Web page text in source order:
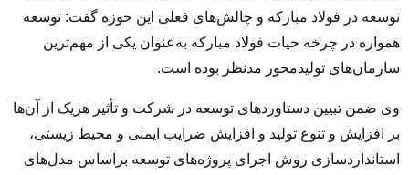
توسعه در فولاد مبارکه و چالش‌های فعلی این حوزه گفت: توسعه
همواره در چرخه حیات فولاد مبارکه به‌عنوان یکی از مهم‌ترین
سازمان‌های تولیدمحور مدنظر بوده است.
وی ضمن تبیین دستاوردهای توسعه در شرکت و تأثیر هریک از آن‌ها
بر افزایش و تنوع تولید و افزایش ضرایب ایمنی و محیط زیستی،
استانداردسازی روش اجرای پروژه‌های توسعه براساس مدل‌های